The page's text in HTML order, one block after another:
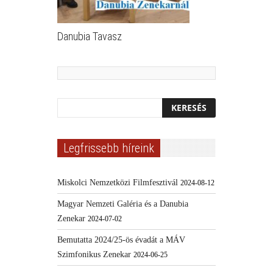
Danubia Tavasz
Legfrissebb híreink
Miskolci Nemzetközi Filmfesztivál 2024-08-12
Magyar Nemzeti Galéria és a Danubia
Zenekar 2024-07-02
Bemutatta 2024/25-ös évadát a MÁV
Szimfonikus Zenekar 2024-06-25